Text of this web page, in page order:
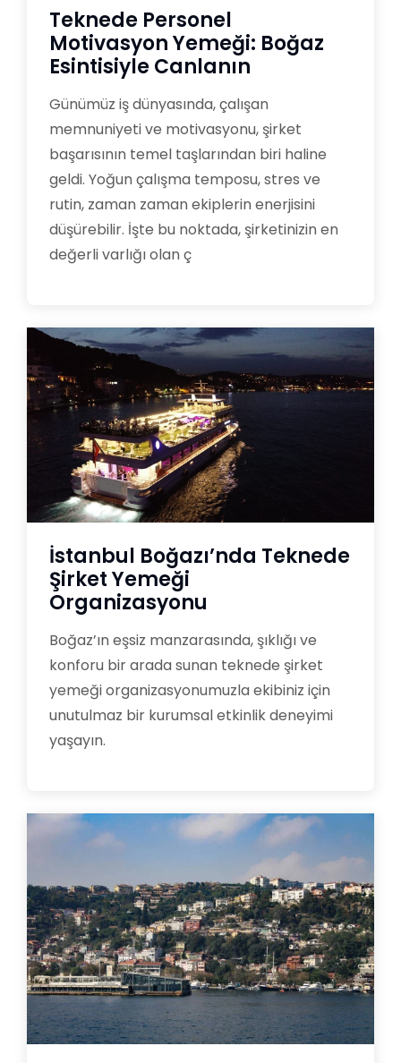
Teknede Personel
Motivasyon Yemeği: Boğaz
Esintisiyle Canlanın
Günümüz iş dünyasında, çalışan
memnuniyeti ve motivasyonu, şirket
başarısının temel taşlarından biri haline
geldi. Yoğun çalışma temposu, stres ve
rutin, zaman zaman ekiplerin enerjisini
düşürebilir. İşte bu noktada, şirketinizin en
değerli varlığı olan ç
İstanbul Boğazı’nda Teknede
Şirket Yemeği
Organizasyonu
Boğaz’ın eşsiz manzarasında, şıklığı ve
konforu bir arada sunan teknede şirket
yemeği organizasyonumuzla ekibiniz için
unutulmaz bir kurumsal etkinlik deneyimi
yaşayın.